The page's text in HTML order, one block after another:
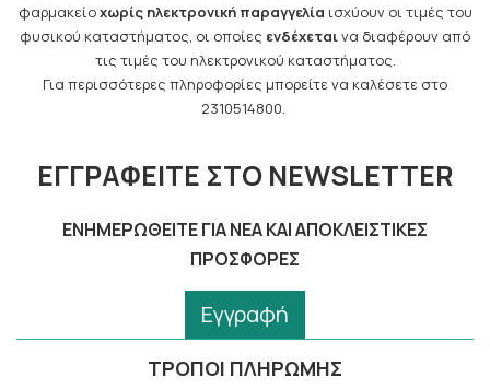
φαρμακείοχωρίς ηλεκτρονική παραγγελία ισχύουν οι τιμές του
φυσικού καταστήματος, οι οποίες ενδέχεταινα διαφέρουν από
τις τιμές του ηλεκτρονικού καταστήματος.
Για περισσότερες πληροφορίες μπορείτε να καλέσετε στο
2310514800.
ΕΓΓΡΑΦΕΊΤΕ ΣΤΟ NEWSLETTER
ΕΝΗΜΕΡΩΘΕΊΤΕ ΓΙΑ ΝΈΑ ΚΑΙ ΑΠΟΚΛΕΙΣΤΙΚΈΣ
ΠΡΟΣΦΟΡΈΣ
Εγγραφή
ΤΡΟΠΟΙ ΠΛΗΡΩΜΗΣ